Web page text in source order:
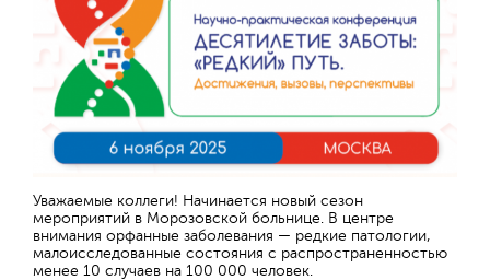
Уважаемые коллеги! Начинается новый сезон
мероприятий в Морозовской больнице. В центре
внимания орфанные заболевания — редкие патологии,
малоисследованные состояния с распространенностью
менее 10 случаев на 100 000 человек.